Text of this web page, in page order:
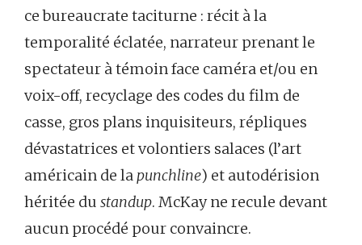
ce bureaucrate taciturne : récit à la
temporalité éclatée, narrateur prenant le
spectateur à témoin face caméra et/ou en
voix-off, recyclage des codes du film de
casse, gros plans inquisiteurs, répliques
dévastatrices et volontiers salaces (l’art
américain de la punchline) et autodérision
héritée du standup. McKay ne recule devant
aucun procédé pour convaincre.